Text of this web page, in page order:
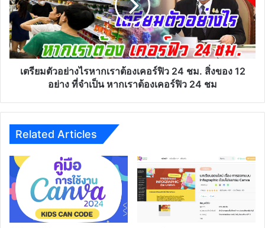
เรา
ต้อง
เคอร์ฟิว
24
ชม.
สิ่งของ
หาก
เรา
ต้อง
เคอร์ฟิว
24
ชม
เตรียมตัวอย่างไรหากเราต้องเคอร์ฟิว 24 ชม. สิ่งของ 12
อย่าง ที่จำเป็น หากเราต้องเคอร์ฟิว 24 ชม
Related Articles